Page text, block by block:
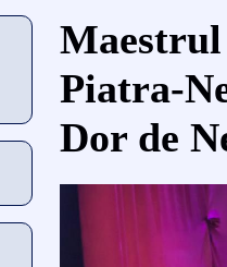
Sie sind hier
Maestrul
Piatra-
Dor de